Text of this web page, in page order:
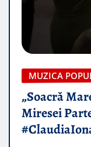
MUZICA
„Soacră
Miresei